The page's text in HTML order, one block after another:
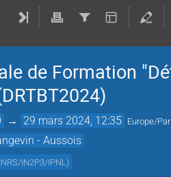
de Formation
→ 29 mars 2024, 12:35 Europe/
- Aussois
IN2P3/IPNL)